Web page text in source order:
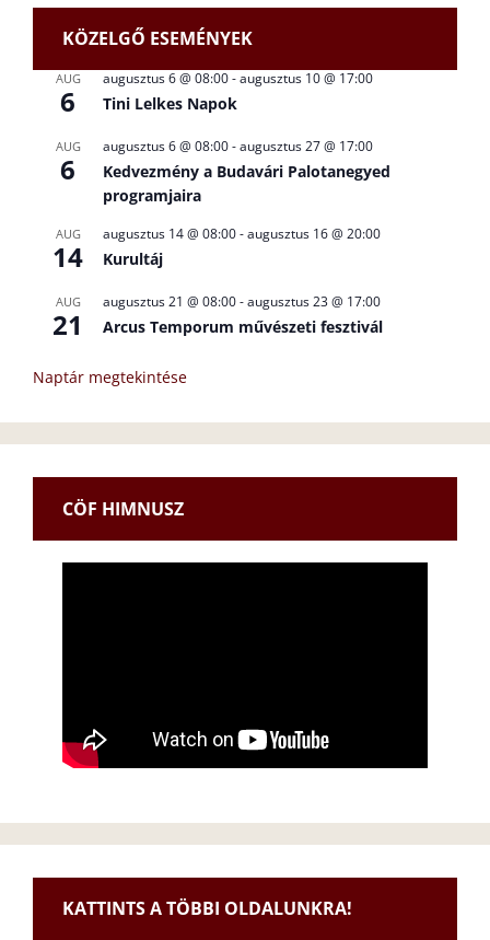
KÖZELGŐ ESEMÉNYEK
AUG
6
augusztus 6 @ 08:00-augusztus 10 @ 17:00
Tini Lelkes Napok
AUG
6
augusztus 6 @ 08:00-augusztus 27 @ 17:00
Kedvezmény a Budavári Palotanegyed
programjaira
AUG
14
augusztus 14 @ 08:00-augusztus 16 @ 20:00
Kurultáj
AUG
21
augusztus 21 @ 08:00-augusztus 23 @ 17:00
Arcus Temporum művészeti fesztivál
Naptár megtekintése
CÖF HIMNUSZ
KATTINTS A TÖBBI OLDALUNKRA!